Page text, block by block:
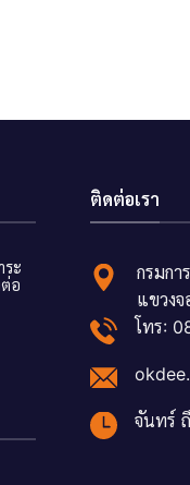
ระ
อ
ติดต่อเรา
กรมก
แขวง
โทร:
จันทร์